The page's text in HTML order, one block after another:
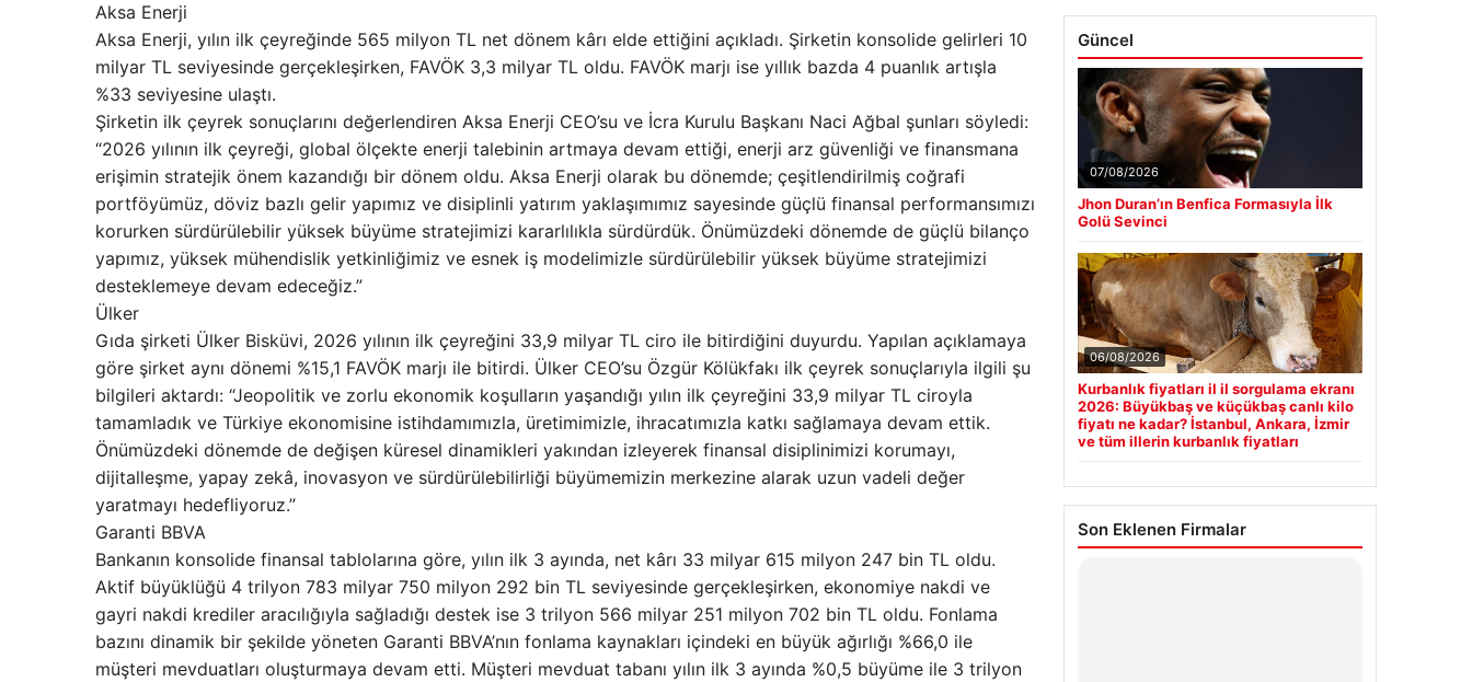
Aksa Enerji
Aksa Enerji, yılın ilk çeyreğinde 565 milyon TL net dönem kârı elde ettiğini açıkladı. Şirketin konsolide gelirleri 10
milyar TL seviyesinde gerçekleşirken, FAVÖK 3,3 milyar TL oldu. FAVÖK marjı ise yıllık bazda 4 puanlık artışla
%33 seviyesine ulaştı.
Şirketin ilk çeyrek sonuçlarını değerlendiren Aksa Enerji CEO’su ve İcra Kurulu Başkanı Naci Ağbal şunları söyledi:
“2026 yılının ilk çeyreği, global ölçekte enerji talebinin artmaya devam ettiği, enerji arz güvenliği ve finansmana
erişimin stratejik önem kazandığı bir dönem oldu. Aksa Enerji olarak bu dönemde; çeşitlendirilmiş coğrafi
portföyümüz, döviz bazlı gelir yapımız ve disiplinli yatırım yaklaşımımız sayesinde güçlü finansal performansımızı
korurken sürdürülebilir yüksek büyüme stratejimizi kararlılıkla sürdürdük. Önümüzdeki dönemde de güçlü bilanço
yapımız, yüksek mühendislik yetkinliğimiz ve esnek iş modelimizle sürdürülebilir yüksek büyüme stratejimizi
desteklemeye devam edeceğiz.”
Ülker
Gıda şirketi Ülker Bisküvi, 2026 yılının ilk çeyreğini 33,9 milyar TL ciro ile bitirdiğini duyurdu. Yapılan açıklamaya
göre şirket aynı dönemi %15,1 FAVÖK marjı ile bitirdi. Ülker CEO’su Özgür Kölükfakı ilk çeyrek sonuçlarıyla ilgili şu
bilgileri aktardı: “Jeopolitik ve zorlu ekonomik koşulların yaşandığı yılın ilk çeyreğini 33,9 milyar TL ciroyla
tamamladık ve Türkiye ekonomisine istihdamımızla, üretimimizle, ihracatımızla katkı sağlamaya devam ettik.
Önümüzdeki dönemde de değişen küresel dinamikleri yakından izleyerek finansal disiplinimizi korumayı,
dijitalleşme, yapay zekâ, inovasyon ve sürdürülebilirliği büyümemizin merkezine alarak uzun vadeli değer
yaratmayı hedefliyoruz.”
Garanti BBVA
Bankanın konsolide finansal tablolarına göre, yılın ilk 3 ayında, net kârı 33 milyar 615 milyon 247 bin TL oldu.
Aktif büyüklüğü 4 trilyon 783 milyar 750 milyon 292 bin TL seviyesinde gerçekleşirken, ekonomiye nakdi ve
gayri nakdi krediler aracılığıyla sağladığı destek ise 3 trilyon 566 milyar 251 milyon 702 bin TL oldu. Fonlama
bazını dinamik bir şekilde yöneten Garanti BBVA’nın fonlama kaynakları içindeki en büyük ağırlığı %66,0 ile
müşteri mevduatları oluşturmaya devam etti. Müşteri mevduat tabanı yılın ilk 3 ayında %0,5 büyüme ile 3 trilyon
Güncel
07/08/2026
Jhon Duran’ın Benfica Formasıyla İlk
Golü Sevinci
06/08/2026
Kurbanlık fiyatları il il sorgulama ekranı
2026: Büyükbaş ve küçükbaş canlı kilo
fiyatı ne kadar? İstanbul, Ankara, İzmir
ve tüm illerin kurbanlık fiyatları
Son Eklenen Firmalar